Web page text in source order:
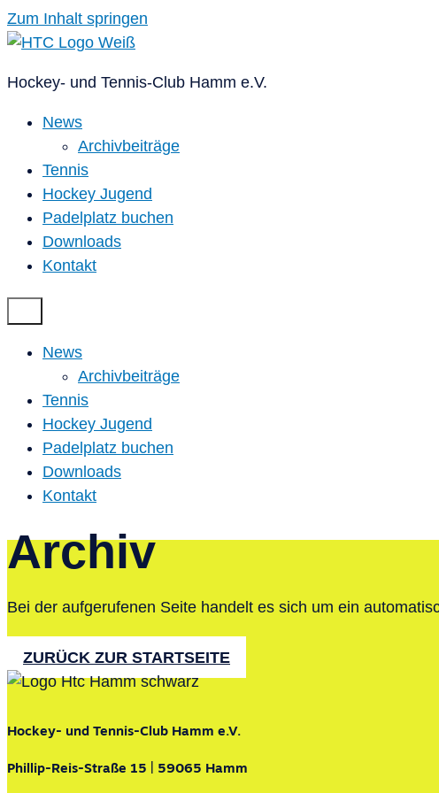
Zum Inhalt springen
Hockey- und Tennis-Club Hamm e.V.
News
Archivbeiträge
Tennis
Hockey Jugend
Padelplatz buchen
Downloads
Kontakt
News
Archivbeiträge
Tennis
Hockey Jugend
Padelplatz buchen
Downloads
Kontakt
Archiv
Bei der aufgerufenen Seite handelt es sich um ein
ZURÜCK ZUR STARTSEITE
Hockey- und Tennis-Club Hamm e.V.
Phillip-Reis-Straße 15 | 59065 Hamm